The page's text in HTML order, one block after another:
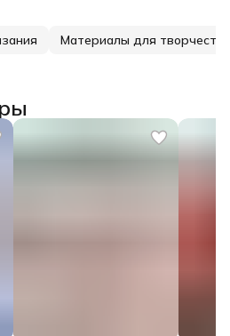
Материалы для творчества